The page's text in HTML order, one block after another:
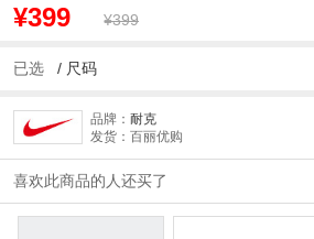
¥399 ¥399
已选 / 尺码
品牌： 耐克
发货：百丽优购
喜欢此商品的人还买了